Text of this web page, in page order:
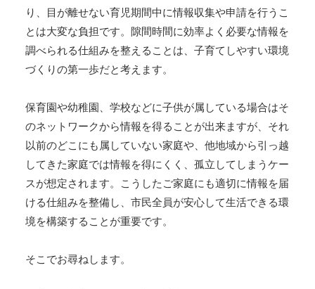
り、目が離せない育児期間中に情報収集や申請を行うこ
とは大変な負担です。隙間時間に効率よく必要な情報を
調べられる仕組みを整えることは、子育てしやすい環境
づくりの第一歩だと考えます。
保育園や幼稚園、学校などに子供が属している場合はそ
のネットワークから情報を得ることが出来ますが、それ
以前のどこにも属していない家庭や、他地域から引っ越
してきた家庭では情報を得にくく、孤立してしまうケー
スが想定されます。こうしたご家庭にも適切に情報を届
ける仕組みを整備し、市民全員が安心して生活できる環
境を構築することが重要です。
そこでお尋ねします。